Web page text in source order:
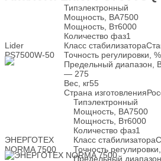
Lider
PS7500W-50
Типэлектронный
Мощность, ВА7500
Мощность, Вт6000
Количество фаз1
Класс стабилизатора
Точность регулировки, %
Предельный диапазон,
— 275
Вес, кг55
Страна изготовления
ЭНЕРГОТЕХ
NORMA 7500
Типэлектронный
Мощность, ВА7500
Мощность, Вт6000
Количество фаз1
Класс стабилизатора
Точность
Предельный